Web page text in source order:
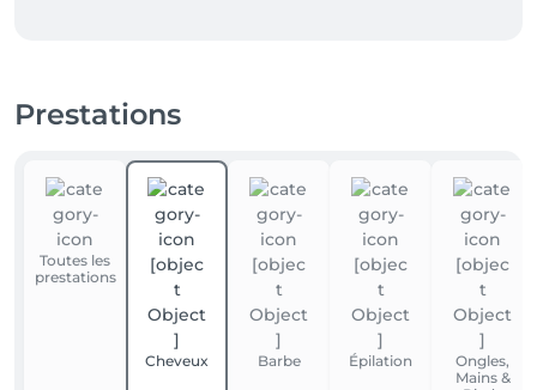
Prestations
Toutes les
prestations
Cheveux Barbe Épilation
Ongles,
Mains &